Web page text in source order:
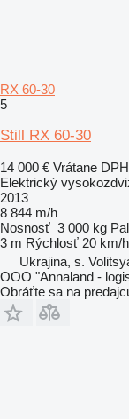
RX 60-30
5
Still RX 60-30
14 000 € Vrátane DPH
Elektrický
2013
8 844 m/h
Nosnosť 3 000 kg
3 m Rýchlosť 20 km/h
Ukrajina, s.
OOO "Annaland -
Obráťte sa na